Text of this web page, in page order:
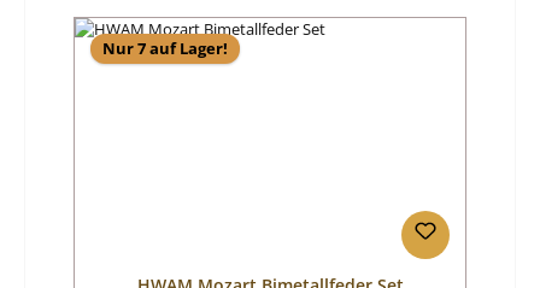
Nur 7 auf Lager!